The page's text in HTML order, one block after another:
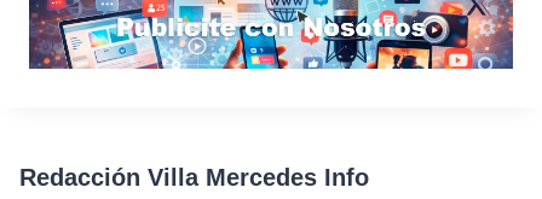
Redacción Villa Mercedes Info